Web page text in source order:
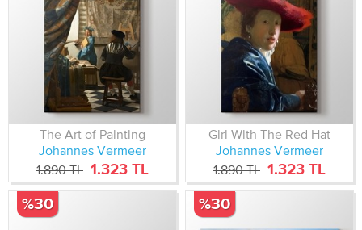
The Art of Painting
‎Johannes Vermeer
1.890 TL 1.323 TL
Girl With The Red Hat
‎Johannes Vermeer
1.890 TL 1.323 TL
%30 %30